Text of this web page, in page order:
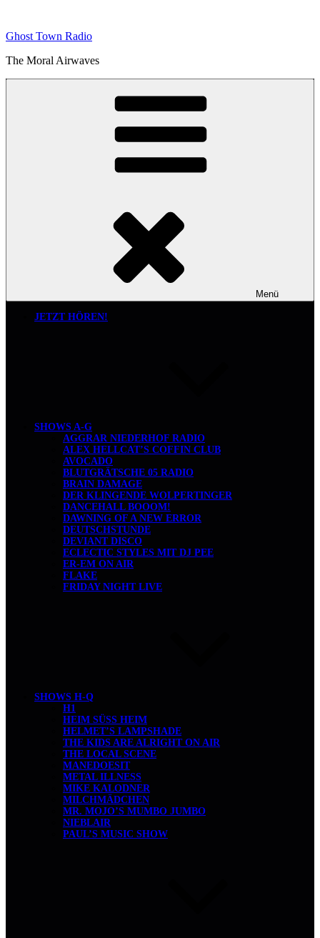
springen
Ghost Town Radio
The Moral Airwaves
Menü
JETZT HÖREN!
SHOWS A-G
AGGRAR NIEDERHOF RADIO
ALEX HELLCAT’S COFFIN CLUB
AVOCADO
BLUTGRÄTSCHE 05 RADIO
BRAIN DAMAGE
DER KLINGENDE WOLPERTINGER
DANCEHALL BOOOM!
DAWNING OF A NEW ERROR
DEUTSCHSTUNDE
DEVIANT DISCO
ECLECTIC STYLES MIT DJ PEE
ER-EM ON AIR
FLAKE
FRIDAY NIGHT LIVE
SHOWS H-Q
H1
HEIM SÜSS HEIM
HELMET’S LAMPSHADE
THE KIDS ARE ALRIGHT ON AIR
THE LOCAL SCENE
MANEDOESIT
METAL ILLNESS
MIKE KALODNER
MILCHMÄDCHEN
MR. MOJO’S MUMBO JUMBO
NIEBLAIR
PAUL’S MUSIC SHOW